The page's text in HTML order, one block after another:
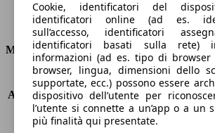
Consumi
Motore e Prestazioni
KW (PS)
66 kW (90 PS)
Accelerazione (0-100 km/h)
13.3s
Velocità massima (km/h)
163 km/h
Numero di marce
5
Cookie, identificatori del
identificatori online (ad es.
sull’accesso, identificatori
identificatori basati sulla rete)
informazioni (ad es. tipo di
browser, lingua, dimensioni dello
supportate, ecc.) possono essere
dispositivo dell’utente per
l’utente si connette a un’app o a un
più finalità qui presentate.